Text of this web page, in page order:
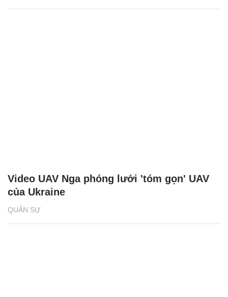
QUÂN SỰ
Video UAV Nga phóng lưới 'tóm gọn' UAV
của Ukraine